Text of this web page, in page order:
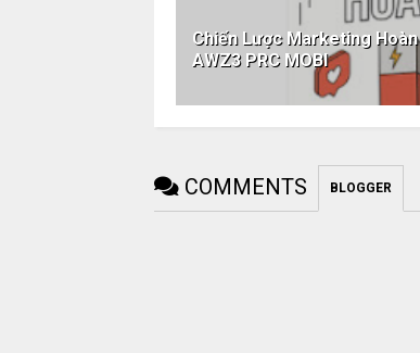
Chiến Lược Marketing
AWZ3 PRC MOBI
COMMENTS BLOGGER